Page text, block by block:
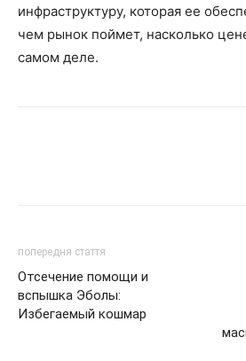
инфраструктуру, которая ее
чем рынок поймет, насколько
самом деле.
попередня стаття
Отсечение помощи и
вспышка Эболы:
Избегаемый кошмар